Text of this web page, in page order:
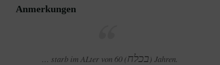
Anmerkungen
… starb im ALter von 60 (בכלח) Jahren.